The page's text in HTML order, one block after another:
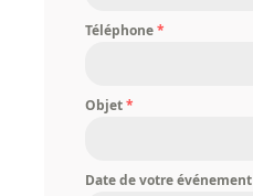
Téléphone*
Objet*
Date de votre événement